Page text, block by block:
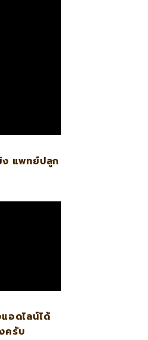
แพทย์ปลูก
อดไลน์ได้
ครับ